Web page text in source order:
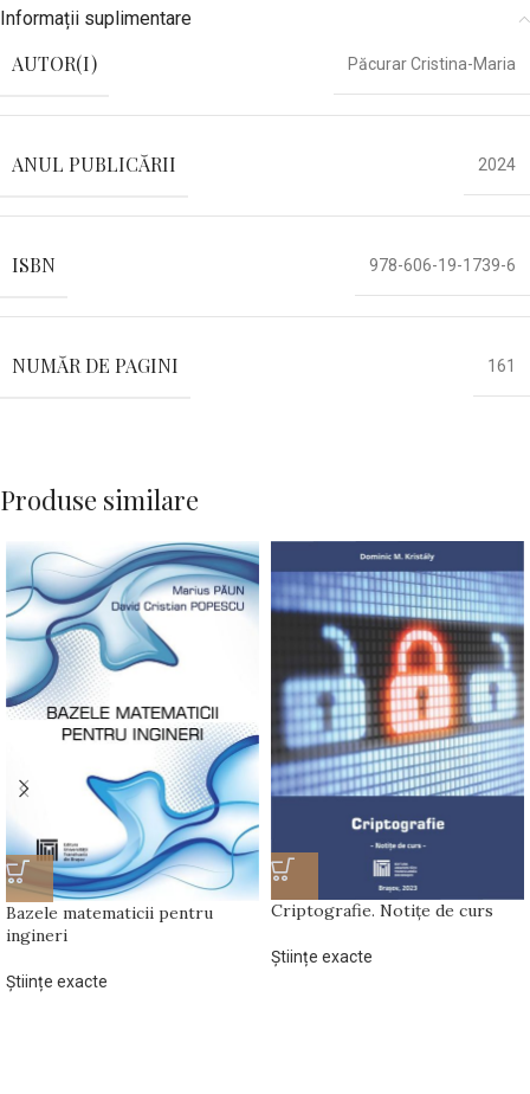
Informații suplimentare
AUTOR(I) Păcurar Cristina-Maria
ANUL PUBLICĂRII 2024
ISBN 978-606-19-1739-6
NUMĂR DE PAGINI 161
Produse similare
Bazele matematicii pentru
ingineri
Științe exacte
Criptografie. Notițe de curs
Științe exacte